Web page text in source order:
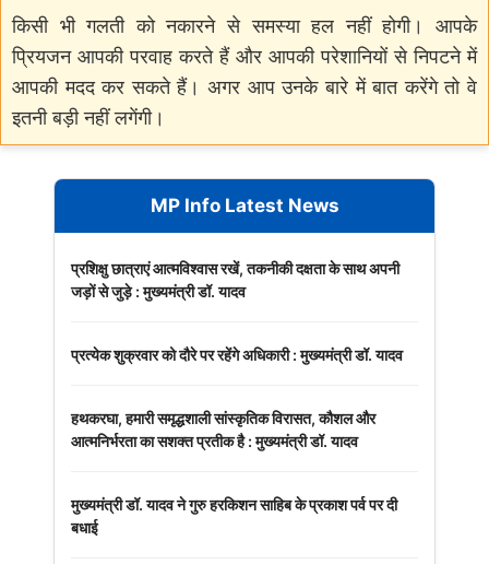
किसी भी गलती को नकारने से समस्या हल नहीं होगी। आपके
प्रियजन आपकी परवाह करते हैं और आपकी परेशानियों से निपटने में
आपकी मदद कर सकते हैं। अगर आप उनके बारे में बात करेंगे तो वे
इतनी बड़ी नहीं लगेंगी।
MP Info Latest News
प्रशिक्षु छात्राएं आत्मविश्वास रखें, तकनीकी दक्षता के साथ अपनी
जड़ों से जुड़े : मुख्यमंत्री डॉ. यादव
प्रत्येक शुक्रवार को दौरे पर रहेंगे अधिकारी : मुख्यमंत्री डॉ. यादव
हथकरघा, हमारी समृद्धशाली सांस्कृतिक विरासत, कौशल और
आत्मनिर्भरता का सशक्त प्रतीक है : मुख्यमंत्री डॉ. यादव
मुख्यमंत्री डॉ. यादव ने गुरु हरकिशन साहिब के प्रकाश पर्व पर दी
बधाई